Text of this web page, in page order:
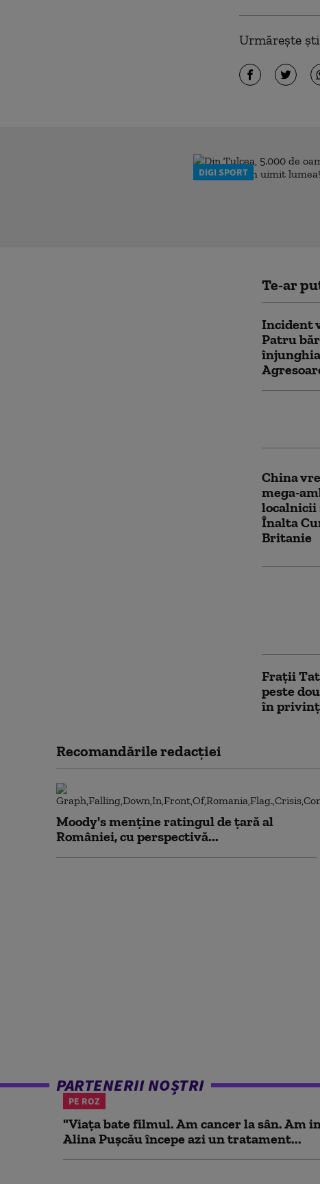
Urmărește
DIGI SPORT
Te-ar
Incident
Patru
China
mega-
localnicii
Înalta
Britanie
Fraţii
peste
în
Recomandările redacţiei
Moody's menține ratingul de țară al
României, cu perspectivă...
PARTENERII NOȘTRI
PE ROZ
"Viața bate filmul. Am cancer la sân. Am
Alina Pușcău începe azi un tratament...